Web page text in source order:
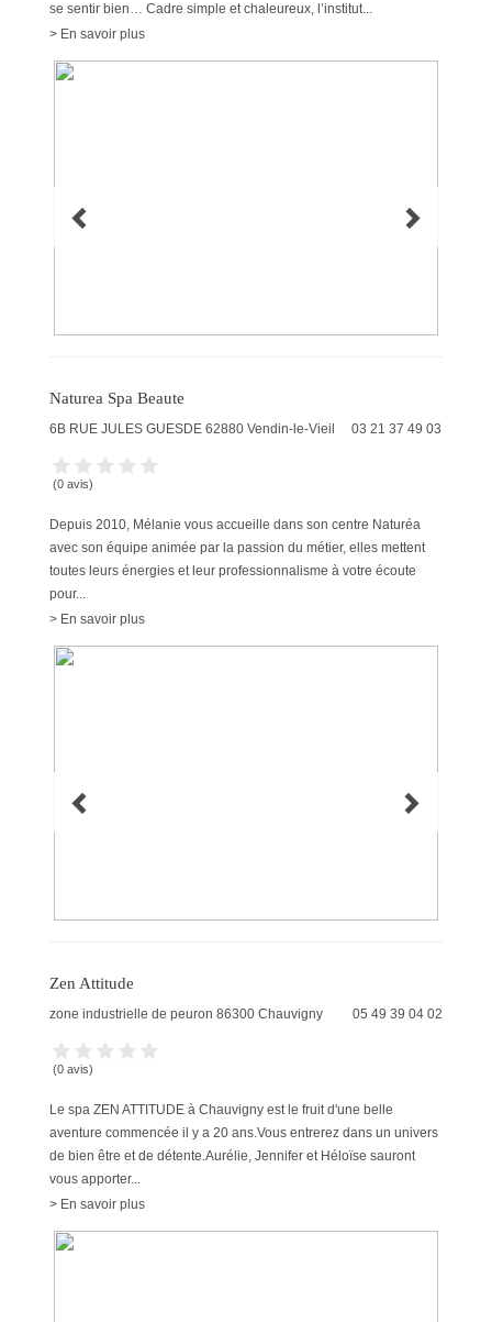
se sentir bien… Cadre simple et chaleureux, l’institut...
> En savoir plus
Naturea Spa Beaute
6B RUE JULES GUESDE 62880 Vendin-le-Vieil 03 21 37 49 03
(0 avis)
Depuis 2010, Mélanie vous accueille dans son centre Naturéa
avec son équipe animée par la passion du métier, elles mettent
toutes leurs énergies et leur professionnalisme à votre écoute
pour...
> En savoir plus
Zen Attitude
zone industrielle de peuron 86300 Chauvigny 05 49 39 04 02
(0 avis)
Le spa ZEN ATTITUDE à Chauvigny est le fruit d'une belle
aventure commencée il y a 20 ans.Vous entrerez dans un univers
de bien être et de détente.Aurélie, Jennifer et Héloïse sauront
vous apporter...
> En savoir plus